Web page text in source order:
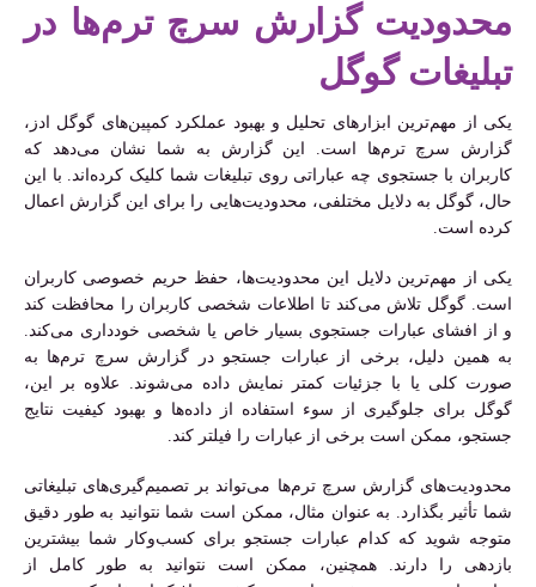
محدودیت گزارش سرچ ترم‌ها در
تبلیغات گوگل
یکی از مهم‌ترین ابزارهای تحلیل و بهبود عملکرد کمپین‌های گوگل ادز،
گزارش سرچ ترم‌ها است. این گزارش به شما نشان می‌دهد که
کاربران با جستجوی چه عباراتی روی تبلیغات شما کلیک کرده‌اند. با این
حال، گوگل به دلایل مختلفی، محدودیت‌هایی را برای این گزارش اعمال
کرده است.
یکی از مهم‌ترین دلایل این محدودیت‌ها، حفظ حریم خصوصی کاربران
است. گوگل تلاش می‌کند تا اطلاعات شخصی کاربران را محافظت کند
و از افشای عبارات جستجوی بسیار خاص یا شخصی خودداری می‌کند.
به همین دلیل، برخی از عبارات جستجو در گزارش سرچ ترم‌ها به
صورت کلی یا با جزئیات کمتر نمایش داده می‌شوند. علاوه بر این،
گوگل برای جلوگیری از سوء استفاده از داده‌ها و بهبود کیفیت نتایج
جستجو، ممکن است برخی از عبارات را فیلتر کند.
محدودیت‌های گزارش سرچ ترم‌ها می‌تواند بر تصمیم‌گیری‌های تبلیغاتی
شما تأثیر بگذارد. به عنوان مثال، ممکن است شما نتوانید به طور دقیق
متوجه شوید که کدام عبارات جستجو برای کسب‌وکار شما بیشترین
بازدهی را دارند. همچنین، ممکن است نتوانید به طور کامل از